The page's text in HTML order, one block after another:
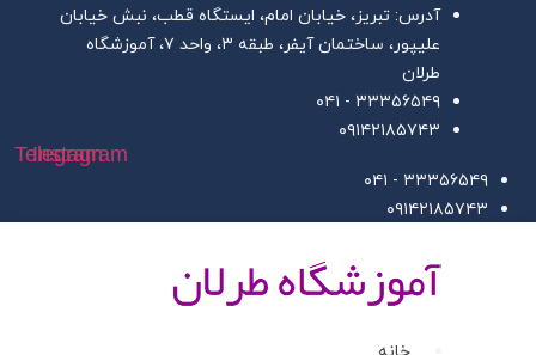
آدرس: تبریز، خیابان امام، ایستگاه قطب، نبش خیابان
علیپور، ساختمان آیفر، طبقه ۳، واحد ۷، آموزشگاه
طرلان
۳۳۳۵۶۵۴۹ - ۰۴۱
۰۹۱۴۲۱۸۵۷۴۳
Instagram
Telegram
۳۳۳۵۶۵۴۹ - ۰۴۱
۰۹۱۴۲۱۸۵۷۴۳